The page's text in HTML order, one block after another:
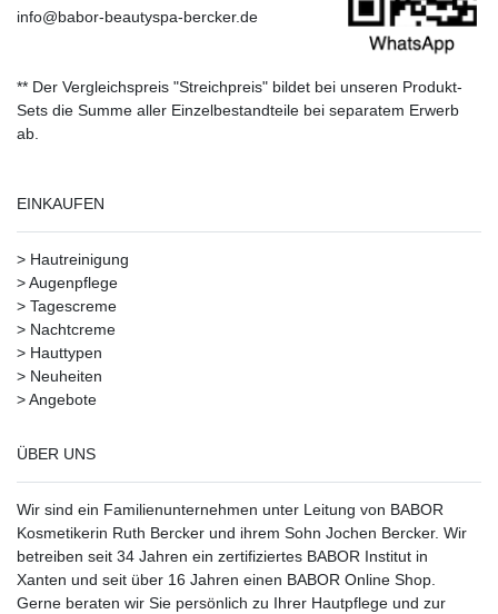
info@babor-beautyspa-bercker.de
** Der Vergleichspreis "Streichpreis" bildet bei unseren Produkt-
Sets die Summe aller Einzelbestandteile bei separatem Erwerb
ab.
EINKAUFEN
> Hautreinigung
>Augenpflege
> Tagescreme
> Nachtcreme
> Hauttypen
> Neuheiten
>Angebote
ÜBER UNS
Wir sind ein Familienunternehmen unter Leitung von BABOR
Kosmetikerin Ruth Bercker und ihrem Sohn Jochen Bercker. Wir
betreiben seit 34 Jahren ein zertifiziertes BABOR Institut in
Xanten und seit über 16 Jahren einen BABOR Online Shop.
Gerne beraten wir Sie persönlich zu Ihrer Hautpflege und zur